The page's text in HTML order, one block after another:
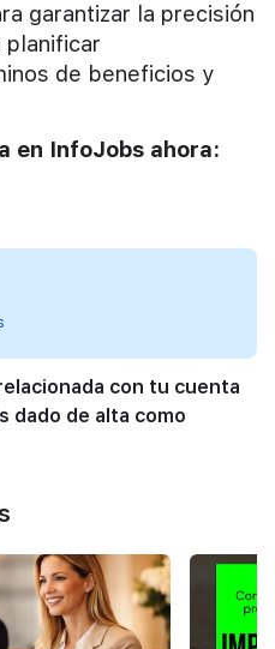
garantizar la precisión
planificar
de beneficios y
en InfoJobs ahora:
con tu cuenta
dado de alta como